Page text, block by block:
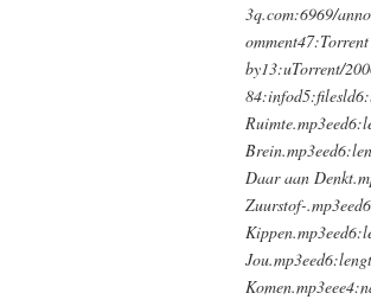
3q.com:6969/
by13:uTorrent/
Daar aan
Zuurstof-